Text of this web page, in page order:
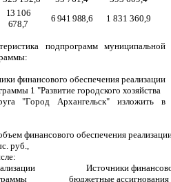
13 106
678,7
6 941 988,6 1 831 360,9
подпрограмм муниципальной
финансового обеспечения реализации
1 "Развитие городского хозяйства
"Город Архангельск"изложить в
финансового обеспечения
руб.,
Источники
бюджетные ассигнования